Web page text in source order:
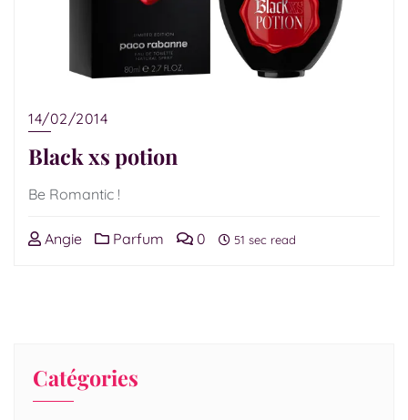
14/02/2014
Black xs potion
Be Romantic !
Angie Parfum 0 51 sec read
Catégories